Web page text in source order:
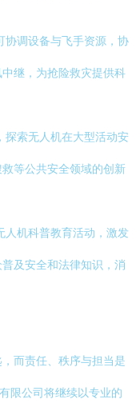
协调设备与飞手资源，协
继，为抢险救灾提供科
探索无人机在大型活动安
等公共安全领域的创新
人机科普教育活动，激发
及安全和法律知识，消
而责任、秩序与担当是
限公司将继续以专业的